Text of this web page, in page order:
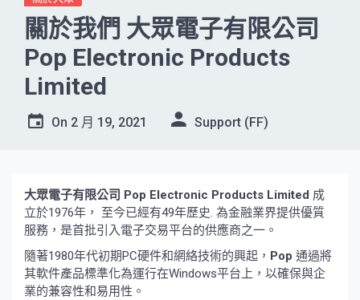
關於我們 大眾電子有限公司
Pop Electronic Products
Limited
On 2 月 19, 2021 Support (FF)
大眾電子有限公司 Pop Electronic Products Limited 成
立於1976年， 至今已經有49年歷史. 為金融業界提供優質
服務，是首批引入電子交易平台的供應商之一。
隨著1980年代初期PC硬件和網絡技術的興起， Pop 通過將
其軟件產品標準化為運行在Windows平台上，以確保與企
業的兼容性和易用性。